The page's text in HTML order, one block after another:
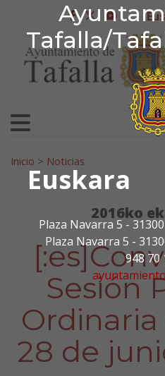
Tafalla/
Euskara
Plaza Navarra 5 -
Plaza Navarra 5 -
948 70
Ir al contenidofacebook
twitter
Bilatu:
Inicio > Noticias
2016ko
Sesión
28 de